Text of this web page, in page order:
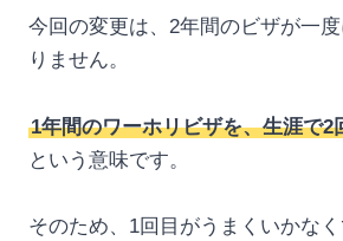
今回の変更は、2年間のビザが一
りません。
1年間のワーホリビザを、生涯で2
という意味です。
そのため、1回目がうまくいかな